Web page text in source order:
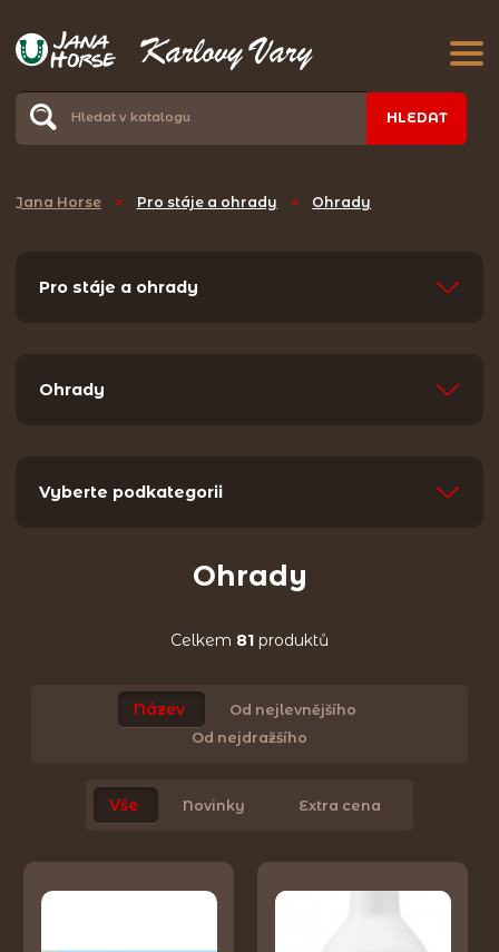
HLEDAT
Jana Horse > Pro stáje a ohrady > Ohrady
Pro stáje a ohrady
Ohrady
Vyberte podkategorii
Ohrady
Celkem 81 produktů
Název
Od nejlevnějšího
Od nejdražšího
Vše Novinky Extra cena